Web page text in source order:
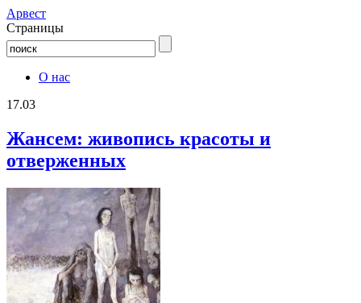
Aрвест
Страницы
О нас
17.03
Жансем: живопись красоты и
отверженных